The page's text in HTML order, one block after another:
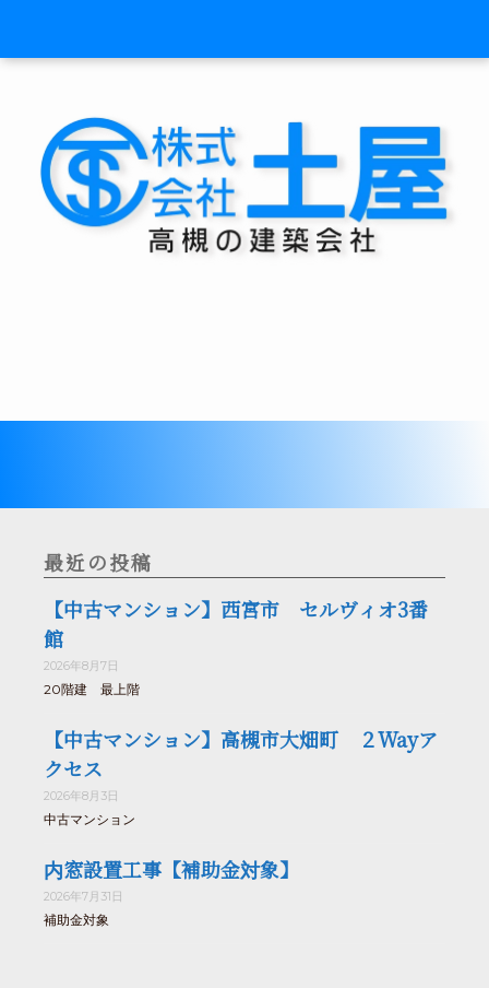
最近の投稿
【中古マンション】西宮市 セルヴィオ3番
館
2026年8月7日
20階建 最上階
【中古マンション】高槻市大畑町 ２Wayア
クセス
2026年8月3日
中古マンション
内窓設置工事【補助金対象】
2026年7月31日
補助金対象